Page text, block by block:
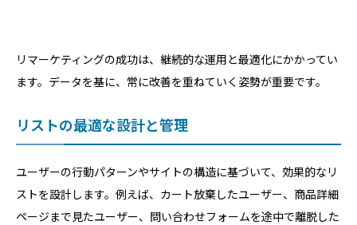
リマーケティングの成功は、継続的な運用と最適化にかかってい
ます。データを基に、常に改善を重ねていく姿勢が重要です。
リストの最適な設計と管理
ユーザーの行動パターンやサイトの構造に基づいて、効果的なリ
ストを設計します。例えば、カート放棄したユーザー、商品詳細
ページまで見たユーザー、問い合わせフォームを途中で離脱した